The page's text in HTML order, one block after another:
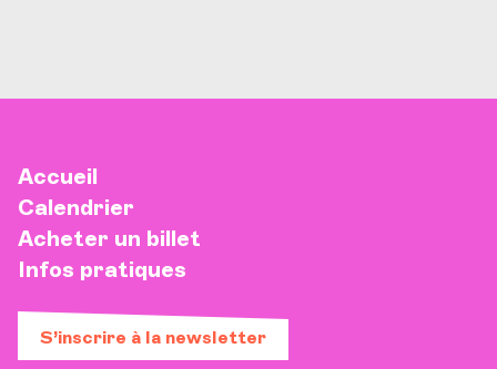
Accueil
Calendrier
Acheter un billet
Infos pratiques
S’inscrire à la newsletter